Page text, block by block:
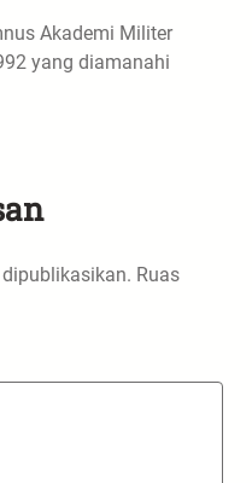
Akademi Militer
yang diamanahi
Ruas